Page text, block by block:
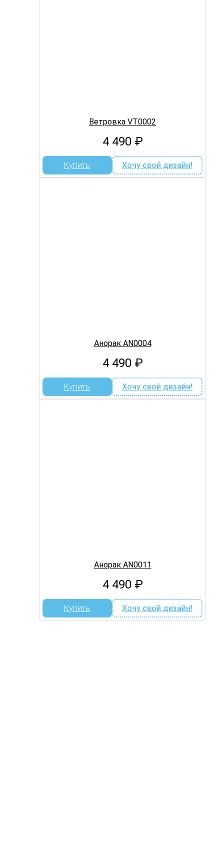
Ветровка VT0002
4 490 ₽
Купить Хочу свой дизайн!
Анорак AN0004
4 490 ₽
Купить Хочу свой дизайн!
Анорак AN0011
4 490 ₽
Купить Хочу свой дизайн!